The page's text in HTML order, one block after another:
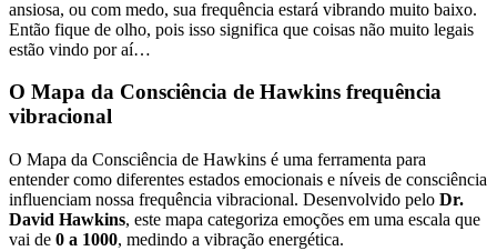
ansiosa, ou com medo, sua frequência estará vibrando muito baixo.
Então fique de olho, pois isso significa que coisas não muito legais
estão vindo por aí…
O Mapa da Consciência de Hawkins frequência
vibracional
O Mapa da Consciência de Hawkins é uma ferramenta para
entender como diferentes estados emocionais e níveis de consciência
influenciam nossa frequência vibracional. Desenvolvido pelo Dr.
David Hawkins, este mapa categoriza emoções em uma escala que
vai de 0 a 1000, medindo a vibração energética.